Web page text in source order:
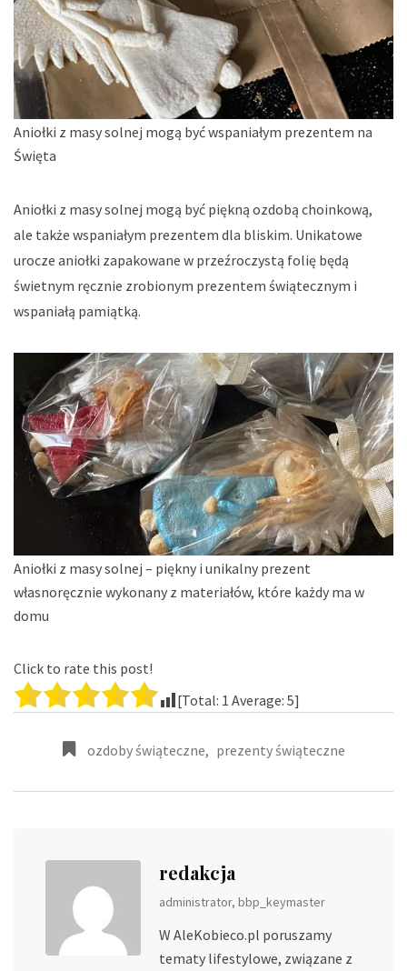
Aniołki z masy solnej mogą być wspaniałym prezentem na
Święta
Aniołki z masy solnej mogą być piękną ozdobą choinkową,
ale także wspaniałym prezentem dla bliskim. Unikatowe
urocze aniołki zapakowane w przeźroczystą folię będą
świetnym ręcznie zrobionym prezentem świątecznym i
wspaniałą pamiątką.
Aniołki z masy solnej – piękny i unikalny prezent
własnoręcznie wykonany z materiałów, które każdy ma w
domu
Click to rate this post!
[Total: 1 Average: 5]
ozdoby świąteczne, prezenty świąteczne
redakcja
administrator, bbp_keymaster
W AleKobieco.pl poruszamy
tematy lifestylowe, związane z